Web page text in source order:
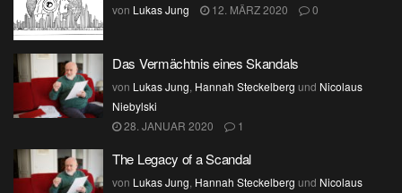
von Lukas Jung 12. MÄRZ 2020 0
Das Vermächtnis eines Skandals
von Lukas Jung, Hannah Steckelberg und Nicolaus
Niebylski
28. JANUAR 2020
1
The Legacy of a Scandal
von Lukas Jung, Hannah Steckelberg und Nicolaus